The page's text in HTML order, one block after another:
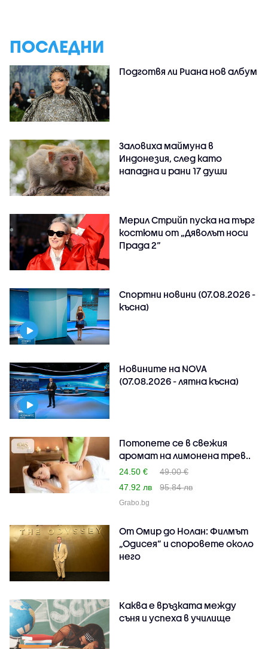
ПОСЛЕДНИ
Подготвя ли Риана нов албум
Заловиха маймуна в
Индонезия, след като
нападна и рани 17 души
Мерил Стрийп пуска на търг
костюми от „Дяволът носи
Прада 2“
Спортни новини (07.08.2026 -
късна)
Новините на NOVA
(07.08.2026 - лятна късна)
Потопете се в свежия
аромат на лимонена трев..
24.50 €
49.00 €
47.92 лв
95.84 лв
Grabo.bg
От Омир до Нолан: Филмът
„Одисея” и споровете около
него
Каква е връзката между
съня и успеха в училище